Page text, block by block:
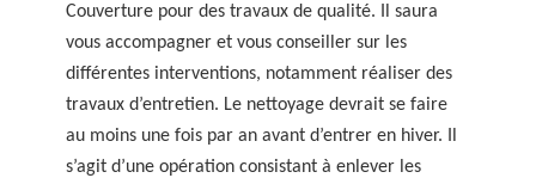
Couverture pour des travaux de qualité. Il saura
vous accompagner et vous conseiller sur les
différentes interventions, notamment réaliser des
travaux d’entretien. Le nettoyage devrait se faire
au moins une fois par an avant d’entrer en hiver. Il
s’agit d’une opération consistant à enlever les